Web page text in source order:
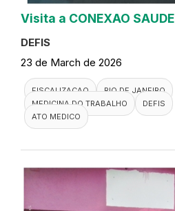
Visita a CONEXAO SAUDE
DEFIS
23 de March de 2026
FISCALIZACAO
RIO DE JANEIRO
MEDICINA DO TRABALHO
DEFIS
ATO MEDICO